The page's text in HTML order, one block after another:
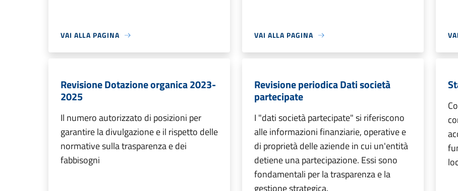
VAI ALLA PAGINA VAI ALLA PAGINA
Revisione Dotazione organica 2023-
2025
Il numero autorizzato di posizioni per
garantire la divulgazione e il rispetto delle
normative sulla trasparenza e dei
fabbisogni
Revisione periodica Dati società
partecipate
I "dati società partecipate" si riferiscono
alle informazioni finanziarie, operative e
di proprietà delle aziende in cui un'entità
detiene una partecipazione. Essi sono
fondamentali per la trasparenza e la
gestione strategica.